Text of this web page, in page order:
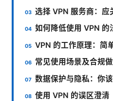
选择 VPN 服务商：应
如何降低使用 VPN 的
VPN 的工作原理：简
常见使用场景及合规
数据保护与隐私：你
使用 VPN 的误区澄清